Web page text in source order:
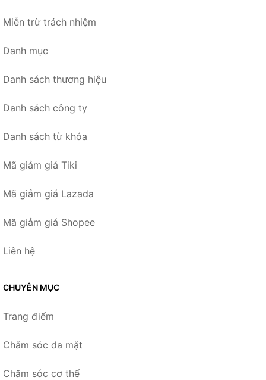
Miễn trừ trách nhiệm
Danh mục
Danh sách thương hiệu
Danh sách công ty
Danh sách từ khóa
Mã giảm giá Tiki
Mã giảm giá Lazada
Mã giảm giá Shopee
Liên hệ
CHUYÊN MỤC
Trang điểm
Chăm sóc da mặt
Chăm sóc cơ thể